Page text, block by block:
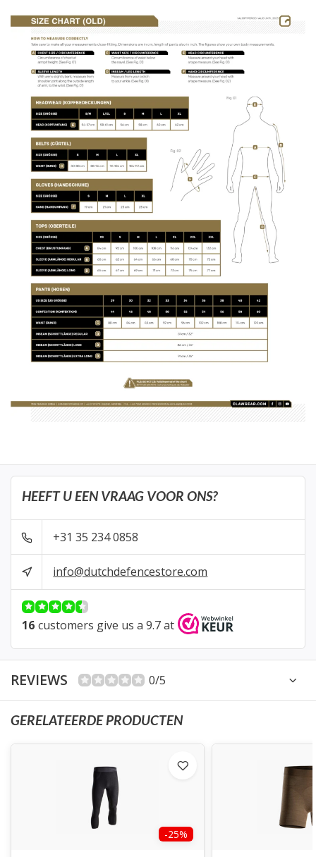
HEEFT U EEN VRAAG VOOR ONS?
+31 35 234 0858
info@dutchdefencestore.com
16 customers give us a 9.7 at
REVIEWS 0/5
GERELATEERDE PRODUCTEN
-25%